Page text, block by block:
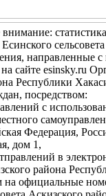
направленные с
сайте esinsky.ru
Республики
посредством:
с
Федерация,
дом 1,
в
района
на официальные